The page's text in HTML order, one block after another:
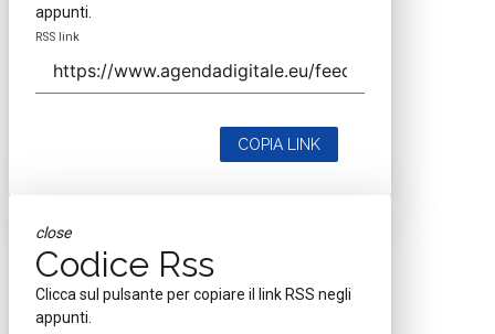
appunti.
RSS link
COPIA LINK
close
Codice Rss
Clicca sul pulsante per copiare il link RSS negli
appunti.